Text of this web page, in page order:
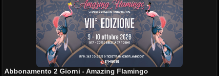
Abbonamento 2 Giorni - Amazing Flamingo